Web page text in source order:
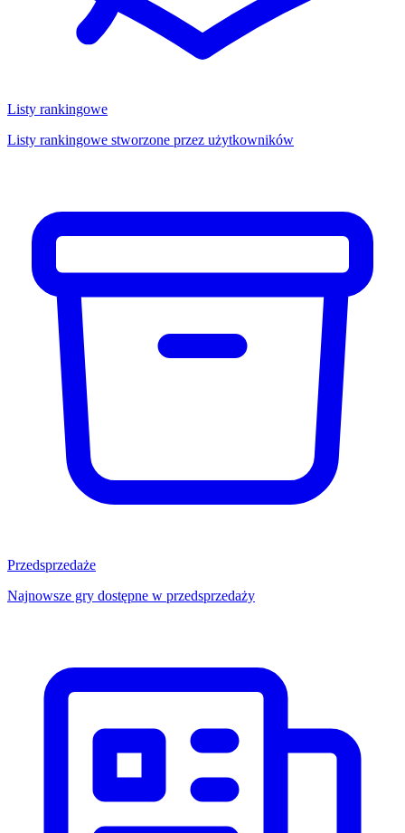
Listy rankingowe
Listy rankingowe stworzone przez użytkowników
Przedsprzedaże
Najnowsze gry dostępne w przedsprzedaży